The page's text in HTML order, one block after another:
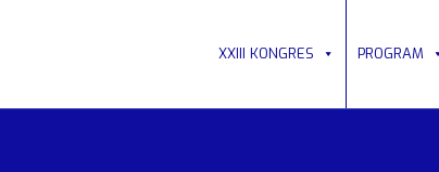
XXIII KONGRES PROGRAM